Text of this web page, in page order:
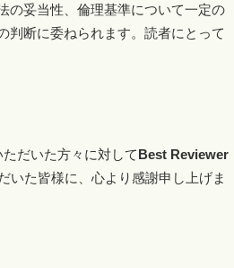
の妥当性、倫理基準について一定の
判断に委ねられます。読者にとって
だいた方々に対してBest Reviewer
いた皆様に、心より感謝申し上げま